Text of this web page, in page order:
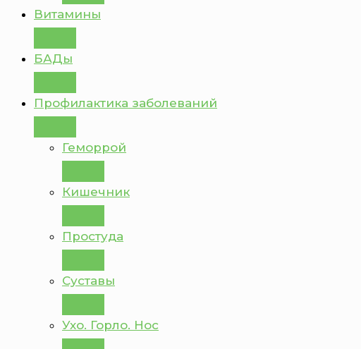
Витамины
БАДы
Профилактика заболеваний
Геморрой
Кишечник
Простуда
Суставы
Ухо. Горло. Нос